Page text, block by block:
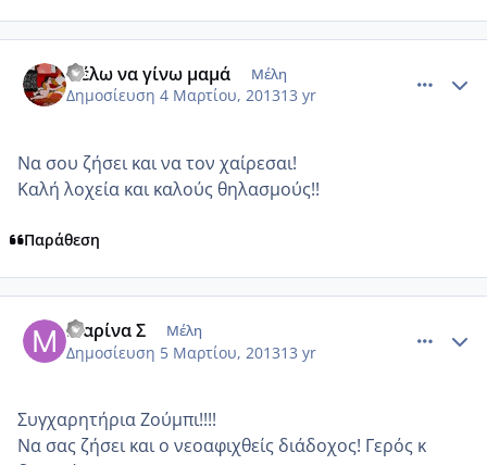
Θέλω να γίνω μαμά Μέλη
Δημοσίευση 4 Μαρτίου, 201313 yr
Να σου ζήσει και να τον χαίρεσαι!
Καλή λοχεία και καλούς θηλασμούς!!
Παράθεση
Μαρίνα Σ Μέλη
Δημοσίευση 5 Μαρτίου, 201313 yr
Συγχαρητήρια Ζούμπι!!!!
Να σας ζήσει και ο νεοαφιχθείς διάδοχος! Γερός κ